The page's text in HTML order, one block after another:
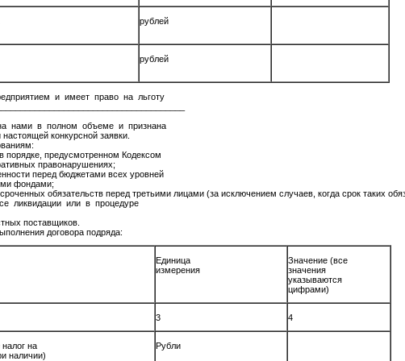
рублей
рублей
и имеет право на льготу
нами в полном объеме и признана
конкурсной заявки.
предусмотренном Кодексом
правонарушениях;
перед бюджетами всех уровней
фондами;
обязательств перед третьими лицами (за исключением случаев, когда срок таких
ликвидации или в процедуре
поставщиков.
договора подряда:
Единица
измерения
Значение (все
значения
указываются
цифрами)
3 4
на
наличии)
Рубли